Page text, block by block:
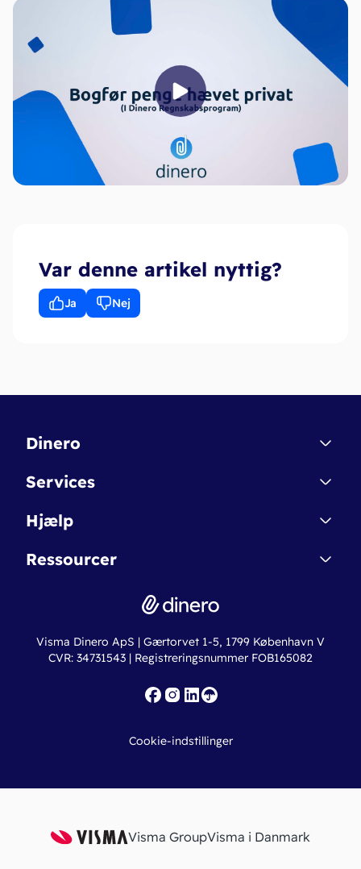
Var denne artikel nyttig?
Ja Nej
Dinero
Kontakt
Betingelser & Sikkerhed
Nye funktioner
Services
Dinero Starter
Dinero Pro
Erhvervslån
Fakturaskabeloner
Hjælp
Regnskabsordbogen
Online regnskabskurser
Ressourcer
Ny virksomhed
Iværksætterlegat
Visma Dinero ApS | Gærtorvet 1-5, 1799 København V
CVR: 34731543 | Registreringsnummer FOB165082
Cookie-indstillinger
Visma GroupVisma i Danmark